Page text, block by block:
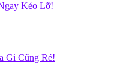
Kẻo Lỡ!
Gì Cũng Rẻ!